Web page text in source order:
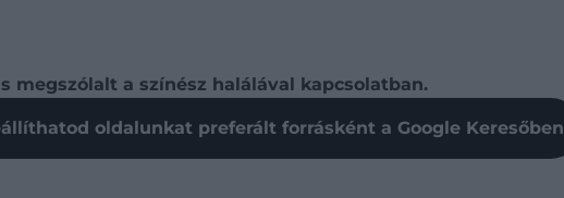
megszólalt a színész halálával kapcsolatban.
oldalunkat preferált forrásként a Google Keresőben